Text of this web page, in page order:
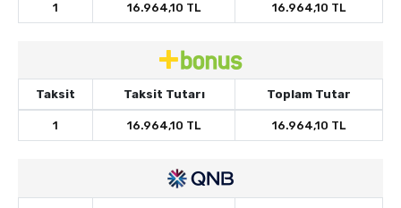
1 16.964,10 TL 16.964,10 TL
Taksit Taksit Tutarı Toplam Tutar
1 16.964,10 TL 16.964,10 TL